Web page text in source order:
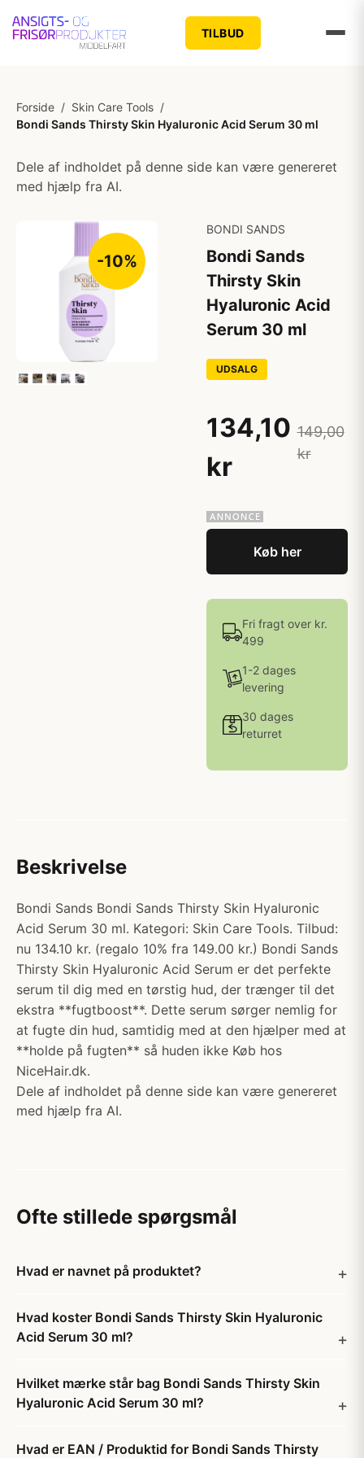
TILBUD
Forside / Skin Care Tools /
Bondi Sands Thirsty Skin Hyaluronic Acid Serum 30 ml
Dele af indholdet på denne side kan være genereret
med hjælp fra AI.
-10%
BONDI SANDS
Bondi Sands
Thirsty Skin
Hyaluronic Acid
Serum 30 ml
UDSALG
134,10
kr
149,00
kr
Køb her
Fri fragt over kr.
499
1-2 dages
levering
30 dages
returret
Beskrivelse
Bondi Sands Bondi Sands Thirsty Skin Hyaluronic
Acid Serum 30 ml. Kategori: Skin Care Tools. Tilbud:
nu 134.10 kr. (regalo 10% fra 149.00 kr.) Bondi Sands
Thirsty Skin Hyaluronic Acid Serum er det perfekte
serum til dig med en tørstig hud, der trænger til det
ekstra **fugtboost**. Dette serum sørger nemlig for
at fugte din hud, samtidig med at den hjælper med at
**holde på fugten** så huden ikke Køb hos
NiceHair.dk.
Dele af indholdet på denne side kan være genereret
med hjælp fra AI.
Ofte stillede spørgsmål
Hvad er navnet på produktet?
Hvad koster Bondi Sands Thirsty Skin Hyaluronic
Acid Serum 30 ml?
Hvilket mærke står bag Bondi Sands Thirsty Skin
Hyaluronic Acid Serum 30 ml?
Hvad er EAN / Produktid for Bondi Sands Thirsty